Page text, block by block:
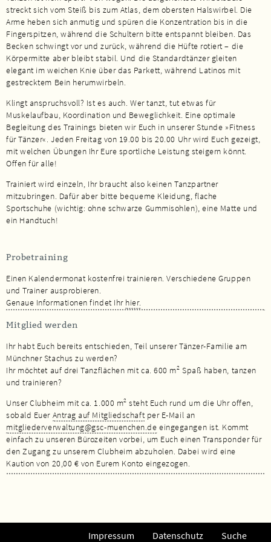
streckt sich vom Steiß bis zum Atlas, dem obersten Halswirbel. Die
Arme heben sich anmutig und spüren die Konzentration bis in die
Fingerspitzen, während die Schultern bitte entspannt bleiben. Das
Becken schwingt vor und zurück, während die Hüfte rotiert – die
Körpermitte aber bleibt stabil. Und die Standardtänzer gleiten
elegant im weichen Knie über das Parkett, während Latinos mit
gestrecktem Bein herumwirbeln.
Klingt anspruchsvoll? Ist es auch. Wer tanzt, tut etwas für
Muskelaufbau, Koordination und Beweglichkeit. Eine optimale
Begleitung des Trainings bieten wir Euch in unserer Stunde »Fitness
für Tänzer«. Jeden Freitag von 19.00 bis 20.00 Uhr wird Euch gezeigt,
mit welchen Übungen Ihr Eure sportliche Leistung steigern könnt.
Offen für alle!
Trainiert wird einzeln, Ihr braucht also keinen Tanzpartner
mitzubringen. Dafür aber bitte bequeme Kleidung, flache
Sportschuhe (wichtig: ohne schwarze Gummisohlen), eine Matte und
ein Handtuch!
Probetraining
Einen Kalendermonat kostenfrei trainieren. Verschiedene Gruppen
und Trainer ausprobieren.
Genaue Informationen findet Ihr hier.
Mitglied werden
Ihr habt Euch bereits entschieden, Teil unserer Tänzer-Familie am
Münchner Stachus zu werden?
Ihr möchtet auf drei Tanzflächen mit ca. 600 m2 Spaß haben, tanzen
und trainieren?
Unser Clubheim mit ca. 1.000 m2 steht Euch rund um die Uhr offen,
sobald Euer Antrag auf Mitgliedschaftper E-Mail an
mitgliederverwaltung@gsc-muenchen.de eingegangen ist. Kommt
einfach zu unseren Bürozeiten vorbei, um Euch einen Transponder für
den Zugang zu unserem Clubheim abzuholen. Dabei wird eine
Kaution von 20,00 € von Eurem Konto eingezogen.
Impressum Datenschutz Suche